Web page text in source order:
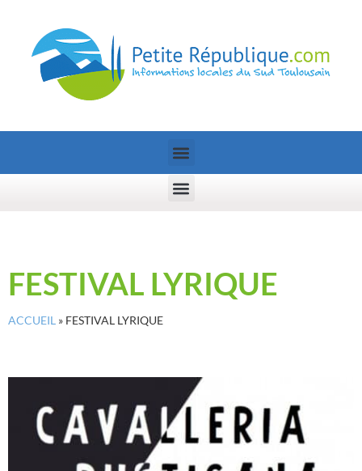
FESTIVAL LYRIQUE
ACCUEIL » FESTIVAL LYRIQUE